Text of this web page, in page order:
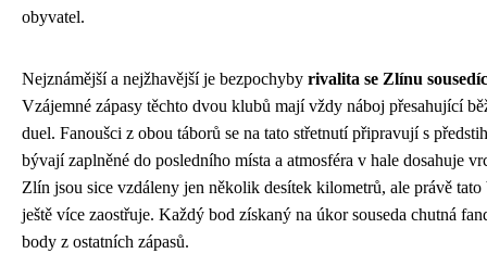
obyvatel.
Nejznámější a nejžhavější je bezpochyby rivalita se Zlínu
Vzájemné zápasy těchto dvou klubů mají vždy náboj přesahující
duel. Fanoušci z obou táborů se na tato střetnutí připravují s
bývají zaplněné do posledního místa a atmosféra v hale dosahuje
Zlín jsou sice vzdáleny jen několik desítek kilometrů, ale právě
ještě více zaostřuje. Každý bod získaný na úkor souseda chutná
body z ostatních zápasů.